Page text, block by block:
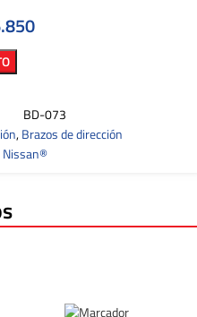
BD-073
,Brazos de dirección
Nissan®